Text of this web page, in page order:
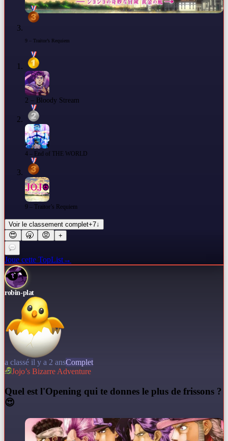
9 – Traitor’s Requiem
2 – Bloody Stream
4 – End of THE WORLD
9 – Traitor’s Requiem
Voir le classement complet+7↓
😍 🥱 😡 +
Joue cette TopList→
robin-plat
a classé il y a 2 ansComplet
Jojo’s Bizarre Adventure
Quel est l'Opening qui te donnes le plus de frissons ?
😍